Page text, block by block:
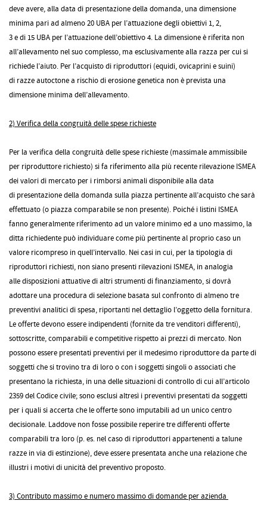
deve avere, alla data di presentazione della domanda, una dimensione
minima pari ad almeno 20 UBA per l’attuazione degli obiettivi 1, 2,
3 e di 15 UBA per l’attuazione dell’obiettivo 4. La dimensione è riferita non
all’allevamento nel suo complesso, ma esclusivamente alla razza per cui si
richiede l’aiuto. Per l’acquisto di riproduttori (equidi, ovicaprini e suini)
di razze autoctone a rischio di erosione genetica non è prevista una
dimensione minima dell’allevamento.
2) Verifica della congruità delle spese richieste
Per la verifica della congruità delle spese richieste (massimale ammissibile
per riproduttore richiesto) si fa riferimento alla più recente rilevazione ISMEA
dei valori di mercato per i rimborsi animali disponibile alla data
di presentazione della domanda sulla piazza pertinente all’acquisto che sarà
effettuato (o piazza comparabile se non presente). Poiché i listini ISMEA
fanno generalmente riferimento ad un valore minimo ed a uno massimo, la
ditta richiedente può individuare come più pertinente al proprio caso un
valore ricompreso in quell’intervallo. Nei casi in cui, per la tipologia di
riproduttori richiesti, non siano presenti rilevazioni ISMEA, in analogia
alle disposizioni attuative di altri strumenti di finanziamento, si dovrà
adottare una procedura di selezione basata sul confronto di almeno tre
preventivi analitici di spesa, riportanti nel dettaglio l’oggetto della fornitura.
Le offerte devono essere indipendenti (fornite da tre venditori differenti),
sottoscritte, comparabili e competitive rispetto ai prezzi di mercato. Non
possono essere presentati preventivi per il medesimo riproduttore da parte di
soggetti che si trovino tra di loro o con i soggetti singoli o associati che
presentano la richiesta, in una delle situazioni di controllo di cui all’articolo
2359 del Codice civile; sono esclusi altresì i preventivi presentati da soggetti
per i quali si accerta che le offerte sono imputabili ad un unico centro
decisionale. Laddove non fosse possibile reperire tre differenti offerte
comparabili tra loro (p. es. nel caso di riproduttori appartenenti a talune
razze in via di estinzione), deve essere presentata anche una relazione che
illustri i motivi di unicità del preventivo proposto.
3) Contributo massimo e numero massimo di domande per azienda